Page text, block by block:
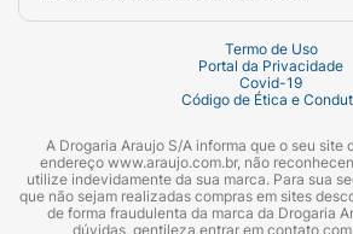
Termo de Uso
Portal da Privacidade
Covid-19
Código de Ética e
A Drogaria Araujo S/A informa que o seu site
endereço www.araujo.com.br, não
utilize indevidamente da sua marca. Para sua
que não sejam realizadas compras em sites
de forma fraudulenta da marca da Drogaria
dúvidas, gentileza entrar em contato